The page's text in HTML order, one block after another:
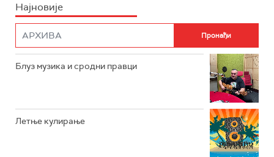
РАДИО РОКЕНРОЛЕР
РАДИО ЏЕЗЕР
Најновије
Блуз музика и сродни правци
Летње кулирање